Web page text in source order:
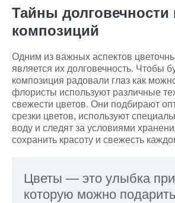
Тайны
композиций
Одним из важных аспектов
является их долговечность. Чтобы
композиция радовали глаз как
флористы используют различные
свежести цветов. Они подбирают
срезки цветов, используют
воду и следят за условиями
сохранить красоту и свежесть
Цветы — это улыбка
которую можно